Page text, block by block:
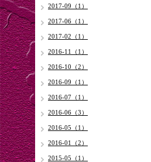
2017-09（1）
2017-06（1）
2017-02（1）
2016-11（1）
2016-10（2）
2016-09（1）
2016-07（1）
2016-06（3）
2016-05（1）
2016-01（2）
2015-05（1）